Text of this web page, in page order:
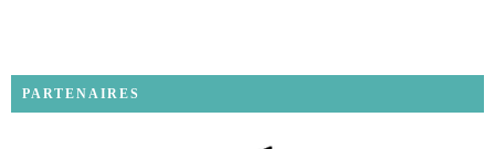
PARTENAIRES